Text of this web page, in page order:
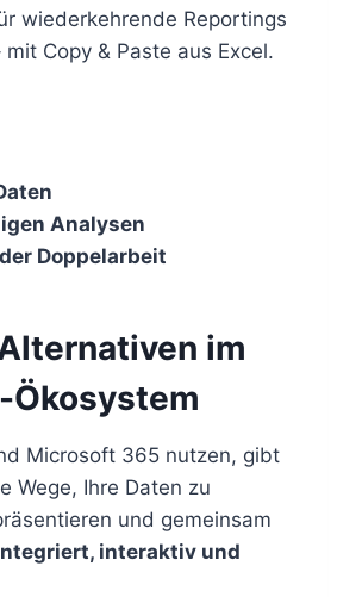
wiederkehrende Reportings
Copy & Paste aus Excel.
Analysen
Doppelarbeit
im
Microsoft 365 nutzen, gibt
Wege, Ihre Daten zu
und gemeinsam
interaktiv und